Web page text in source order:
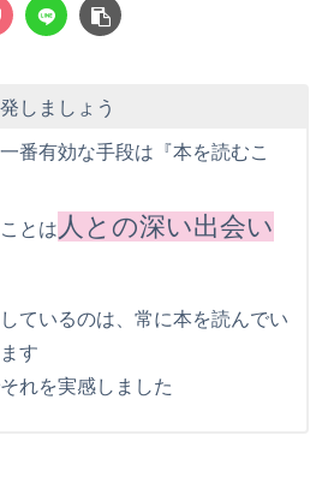
しましょう
番有効な手段は『本を読むこ
とは 人との深い出会い
ているのは、常に本を読んでい
す
れを実感しました